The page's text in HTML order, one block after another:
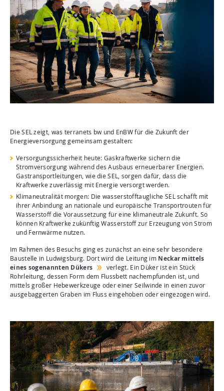
Die SEL zeigt, was terranets bw und EnBW für die Zukunft der
Energieversorgung gemeinsam gestalten:
Versorgungssicherheit heute: Gaskraftwerke sichern die
Stromversorgung während des Ausbaus erneuerbarer Energien.
Gastransportleitungen, wie die SEL, sorgen dafür, dass die
Kraftwerke zuverlässig mit Energie versorgt werden.
Klimaneutralität morgen: Die wasserstofftaugliche SEL schafft mit
ihrer Anbindung an nationale und europäische Transportrouten für
Wasserstoff die Voraussetzung für eine klimaneutrale Zukunft. So
können Kraftwerke zukünftig Wasserstoff zur Erzeugung von Strom
und Fernwärme nutzen.
Im Rahmen des Besuchs ging es zunächst an eine sehr besondere
Baustelle in Ludwigsburg. Dort wird die Leitung im Neckar mittels
eines sogenannten Dükers
verlegt. Ein Düker ist ein Stück
Rohrleitung, dessen Form dem Flussbett nachempfunden ist, und
mittels großer Hebewerkzeuge oder einer Seilwinde in einen zuvor
ausgebaggerten Graben im Fluss eingehoben oder eingezogen wird.